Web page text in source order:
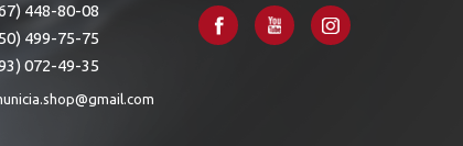
448-80-08
499-75-75
072-49-35